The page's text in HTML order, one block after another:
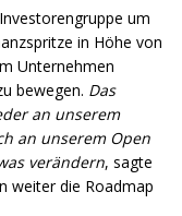
um
in Höhe von
Unternehmen
bewegen. Das
an unserem
an unserem Open
verändern, sagte
weiter die Roadmap